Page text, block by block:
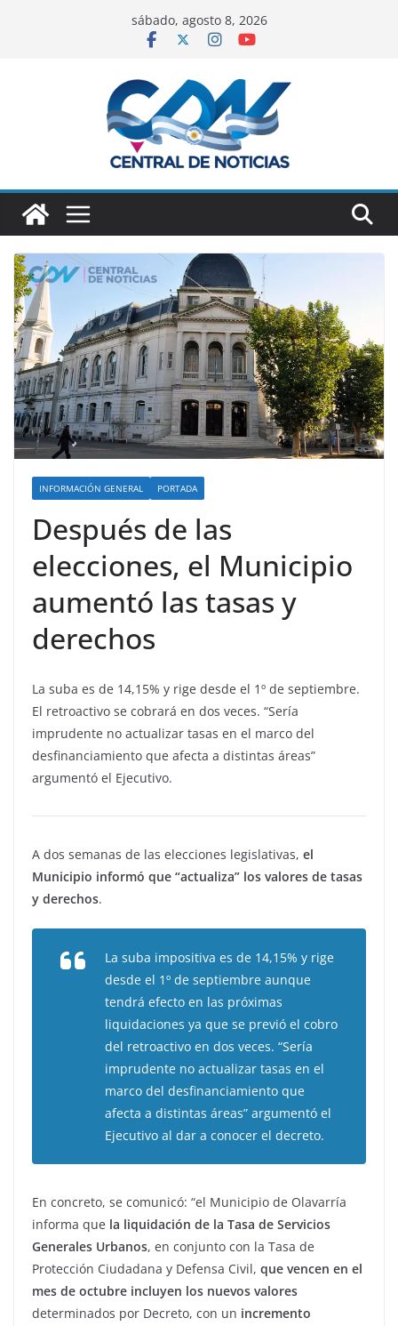
sábado, agosto 8, 2026
INFORMACIÓN GENERAL PORTADA
Después de las
elecciones, el Municipio
aumentó las tasas y
derechos
La suba es de 14,15% y rige desde el 1º de septiembre.
El retroactivo se cobrará en dos veces. “Sería
imprudente no actualizar tasas en el marco del
desfinanciamiento que afecta a distintas áreas”
argumentó el Ejecutivo.
A dos semanas de las elecciones legislativas, el
Municipio informó que “actualiza” los valores de tasas
y derechos.
La suba impositiva es de 14,15% y rige
desde el 1º de septiembre aunque
tendrá efecto en las próximas
liquidaciones ya que se previó el cobro
del retroactivo en dos veces. “Sería
imprudente no actualizar tasas en el
marco del desfinanciamiento que
afecta a distintas áreas” argumentó el
Ejecutivo al dar a conocer el decreto.
En concreto, se comunicó: “el Municipio de Olavarría
informa que la liquidación de la Tasa de Servicios
Generales Urbanos, en conjunto con la Tasa de
Protección Ciudadana y Defensa Civil, que vencen en el
mes de octubre incluyen los nuevos valores
determinados por Decreto, con un incremento